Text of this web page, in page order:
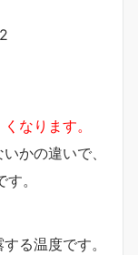
なります。
かの違いで、
。
る温度です。